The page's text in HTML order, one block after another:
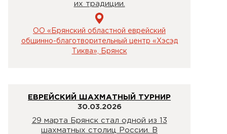
их традиции.
ОО «Брянский областной еврейский
общинно-благотворительный центр «Хэсэд
Тиква», Брянск
ЕВРЕЙСКИЙ ШАХМАТНЫЙ ТУРНИР
30.03.2026
29 марта Брянск стал одной из 13
шахматных столиц России. В